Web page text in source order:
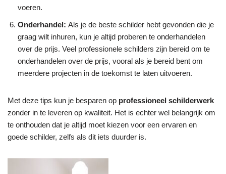
voeren.
Onderhandel: Als je de beste schilder hebt gevonden die je
graag wilt inhuren, kun je altijd proberen te onderhandelen
over de prijs. Veel professionele schilders zijn bereid om te
onderhandelen over de prijs, vooral als je bereid bent om
meerdere projecten in de toekomst te laten uitvoeren.
Met deze tips kun je besparen op professioneel schilderwerk
zonder in te leveren op kwaliteit. Het is echter wel belangrijk om
te onthouden dat je altijd moet kiezen voor een ervaren en
goede schilder, zelfs als dit iets duurder is.